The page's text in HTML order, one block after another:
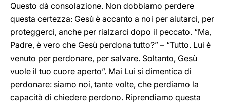
Questo dà consolazione. Non dobbiamo perdere
questa certezza: Gesù è accanto a noi per aiutarci, per
proteggerci, anche per rialzarci dopo il peccato. “Ma,
Padre, è vero che Gesù perdona tutto?” – “Tutto. Lui è
venuto per perdonare, per salvare. Soltanto, Gesù
vuole il tuo cuore aperto”. Mai Lui si dimentica di
perdonare: siamo noi, tante volte, che perdiamo la
capacità di chiedere perdono. Riprendiamo questa